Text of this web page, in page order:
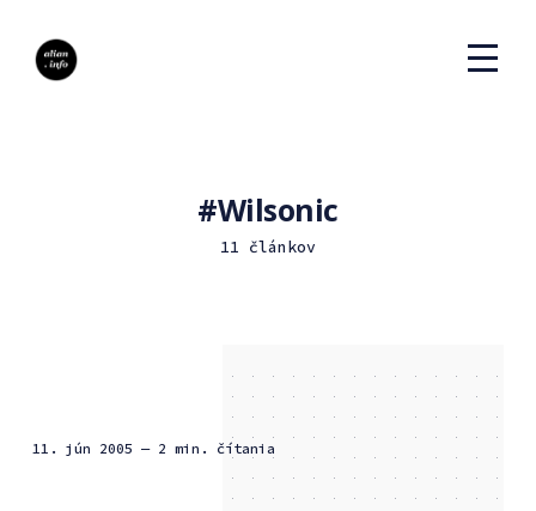
Wilsonic
11 článkov
11. jún 2005 — 2 min. čítania